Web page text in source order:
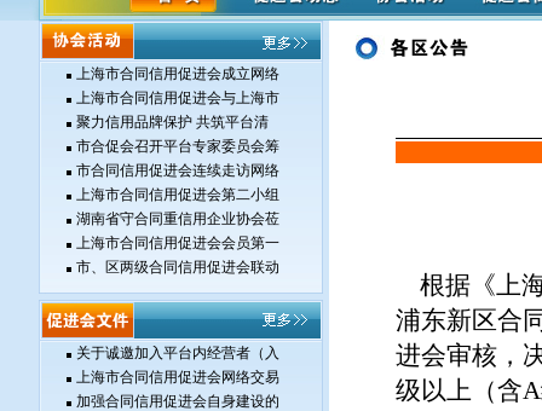
上海市合同信用促进会成立网络
上海市合同信用促进会与上海市
聚力信用品牌保护 共筑平台清
市合促会召开平台专家委员会筹
市合同信用促进会连续走访网络
上海市合同信用促进会第二小组
湖南省守合同重信用企业协会莅
上海市合同信用促进会会员第一
市、区两级合同信用促进会联动
关于诚邀加入平台内经营者（入
上海市合同信用促进会网络交易
加强合同信用促进会自身建设的
根据《上
浦东新区合
进会审核，
级以上（含